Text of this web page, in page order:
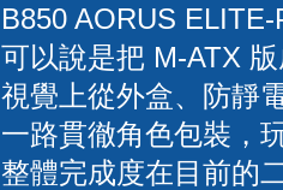
B850 AORUS
可以說是把 M-ATX
視覺上從外盒、防靜
一路貫徹角色包裝，
整體完成度在目前的